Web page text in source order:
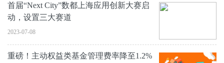
首届“Next City”数都上海应用创新大赛启
动，设置三大赛道
2023-07-08
重磅！主动权益类基金管理费率降至1.2%